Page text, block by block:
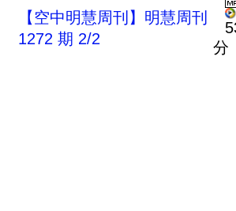
【空中明慧周刊】明慧周刊
1272 期 2/2
分